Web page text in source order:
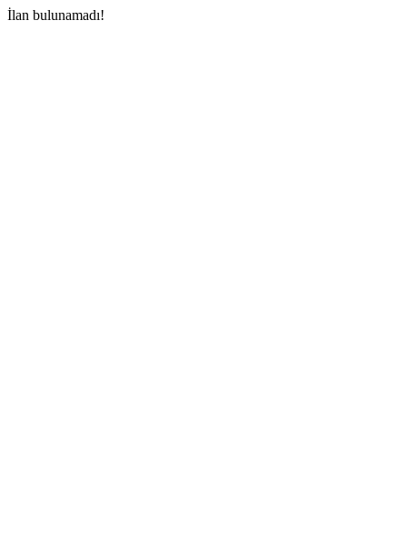
İlan bulunamadı!